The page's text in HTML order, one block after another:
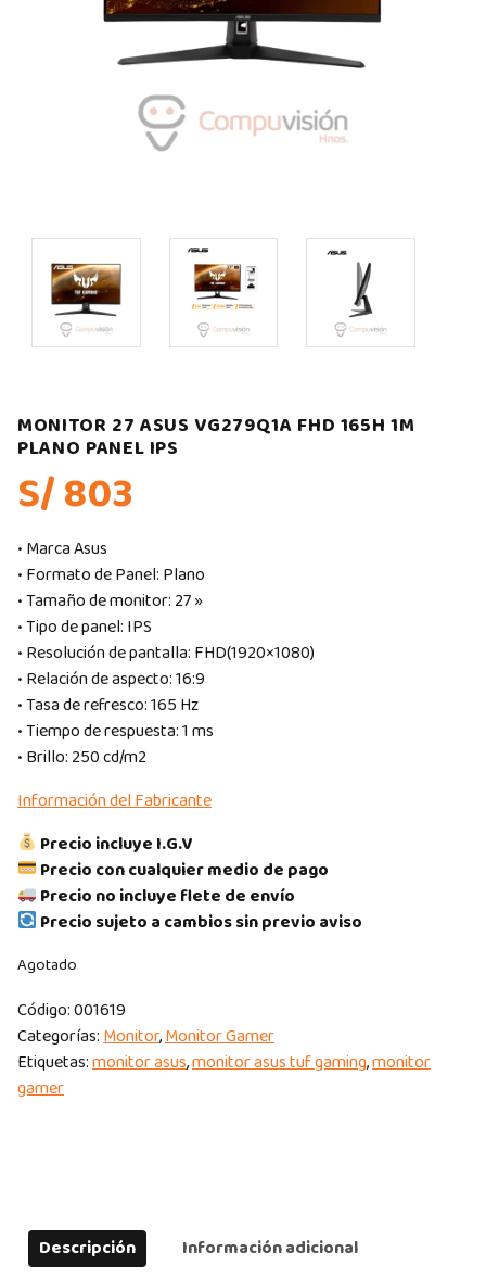
MONITOR 27 ASUS VG279Q1A FHD 165H 1M
PLANO PANEL IPS
S/ 803
• Marca Asus
• Formato de Panel: Plano
• Tamaño de monitor: 27 »
• Tipo de panel: IPS
• Resolución de pantalla: FHD(1920×1080)
• Relación de aspecto: 16:9
• Tasa de refresco: 165 Hz
• Tiempo de respuesta: 1 ms
• Brillo: 250 cd/m2
Información del Fabricante
Precio incluye I.G.V
Precio con cualquier medio de pago
Precio no incluye flete de envío
Precio sujeto a cambios sin previo aviso
Agotado
Código:001619
Categorías:Monitor,Monitor Gamer
Etiquetas:monitor asus,monitor asus tuf gaming,monitor
gamer
Descripción Información adicional